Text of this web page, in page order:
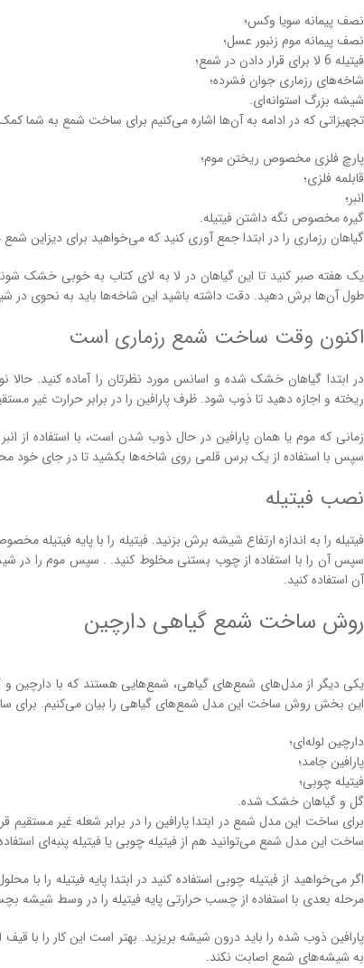
نصف پیمانه سویا وکس؛
نصف پیمانه موم زنبور عسل؛
فیتیله 6 لا برای قرار دادن در شمع؛
شاخه‌های رزماری جوان فشرده؛
شیشه بزرگ استوانه‌ای.
تجهیزاتی که در ادامه به آن‌ها اشاره می‌کنیم برای ساخت شمع به شما
پارچ فلزی مخصوص ریختن موم؛
قابلمه فلزی؛
انبر؛
گیره مخصوص نگه داشتن فیتیله.
گیاهان رزماری را در ابتدا جمع آوری کنید که می‌خواهید برای دیزاین
یک هفته صبر کنید تا این گیاهان در لا به لای کتاب به خوبی خشک
طول آن‌ها برش دهید. دقت داشته باشید این شاخه‌ها باید به نحوی در
اکنون وقت ساخت شمع رزماری است
در ابتدا گیاهان خشک شده و اسانس مورد نظرتان را آماده
ریخته و اجازه دهید تا ذوب شود. ظرف پارافین را در برابر حرارت غیر
زمانی که موم یا همان پارافین در حال ذوب شدن است، با استفاده از
سپس با استفاده از یک برس قلمی روی شاخه‌ها بکشید تا در جای خود
نصب فیتیله
فیتیله را به اندازه ارتفاع شیشه برش بزنید. فیتیله را با پایه
سپس آن را با استفاده از چوب بستنی مخلوط کنید. . سپس موم را در
آن استفاده کنید.
روش ساخت شمع گیاهی دارچین
یکی دیگر از مدل‌های شمع‌های گیاهی، شمع‌هایی هستند که با دارچین و
این بخش روش ساخت این مدل شمع‌های گیاهی را بیان می‌کنیم. برای
دارچین لوله‌ای؛
پارافین جامد؛
فیتیله چوبی؛
گل و گیاهان خشک شده.
برای ساخت این مدل شمع در ابتدا پارافین را در برابر شعله غیر مستقیم
ساخت این مدل شمع می‌توانید هم از فیتیله چوبی یا فیتیله پنبه‌ای
اگر می‌خواهید از فیتیله چوبی استفاده کنید در ابتدا پایه فیتیله را
مرحله بعدی با استفاده از چسب حرارتی پایه فیتیله را در وسط شیشه
پارافین ذوب شده را باید درون شیشه بریزید. بهتر است این کار را با
به شیشه‌های شمع اصابت نکند.